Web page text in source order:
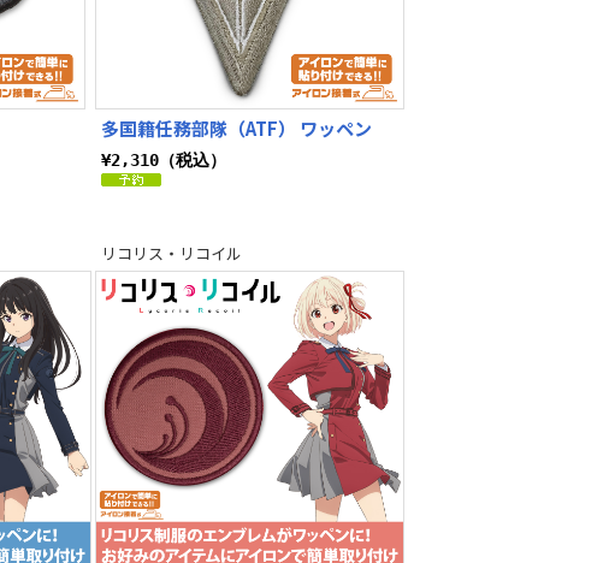
多国籍任務部隊（ATF） ワッペン
¥2,310（税込）
リコリス・リコイル